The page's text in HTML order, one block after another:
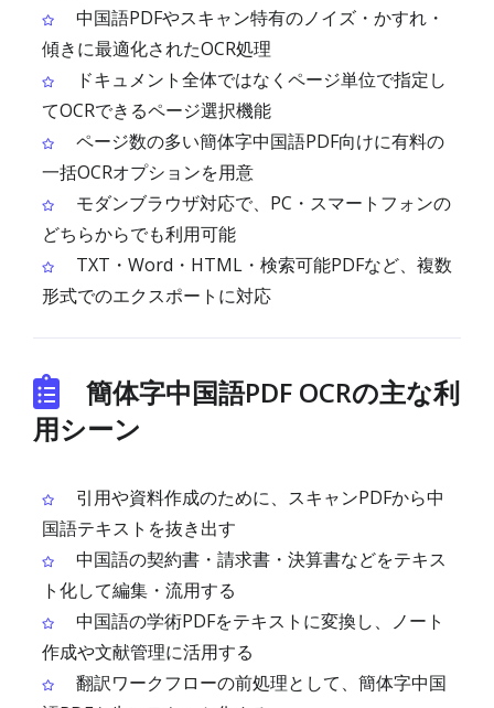
中国語PDFやスキャン特有のノイズ・かすれ・
傾きに最適化されたOCR処理
ドキュメント全体ではなくページ単位で指定し
てOCRできるページ選択機能
ページ数の多い簡体字中国語PDF向けに有料の
一括OCRオプションを用意
モダンブラウザ対応で、PC・スマートフォンの
どちらからでも利用可能
TXT・Word・HTML・検索可能PDFなど、複数
形式でのエクスポートに対応
簡体字中国語PDF OCRの主な利
用シーン
引用や資料作成のために、スキャンPDFから中
国語テキストを抜き出す
中国語の契約書・請求書・決算書などをテキス
ト化して編集・流用する
中国語の学術PDFをテキストに変換し、ノート
作成や文献管理に活用する
翻訳ワークフローの前処理として、簡体字中国